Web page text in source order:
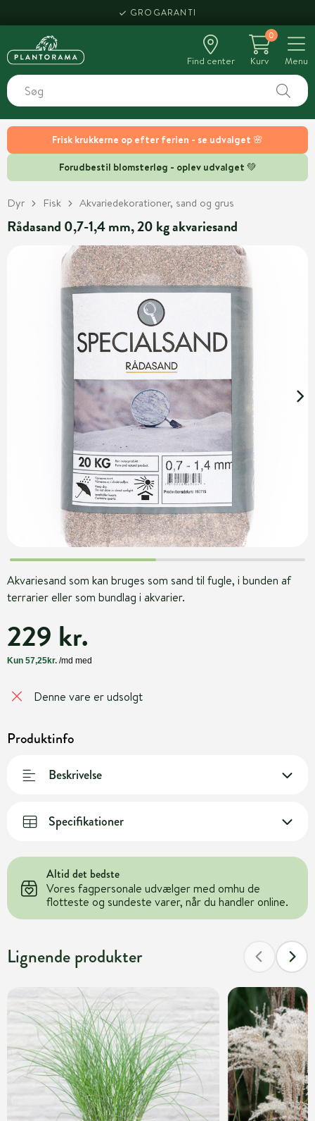
Frisk krukkerne op efter ferien - se udvalget 🌸
Forudbestil blomsterløg - oplev udvalget 💚
GROGARANTI
Find center
0
Kurv
Menu
Dyr Fisk Akvariedekorationer, sand og grus
Rådasand 0,7-1,4 mm, 20 kg akvariesand
Akvariesand som kan bruges som sand til fugle, i bunden af
terrarier eller som bundlag i akvarier.
229 kr.
Denne vare er udsolgt
Produktinfo
Beskrivelse
Specifikationer
Altid det bedste
Vores fagpersonale udvælger med omhu de
flotteste og sundeste varer, når du handler online.
Lignende produkter